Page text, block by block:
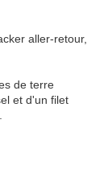
aller-retour,
de terre
et d'un filet